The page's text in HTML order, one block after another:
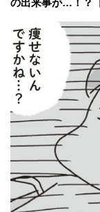
の出来事が…！？